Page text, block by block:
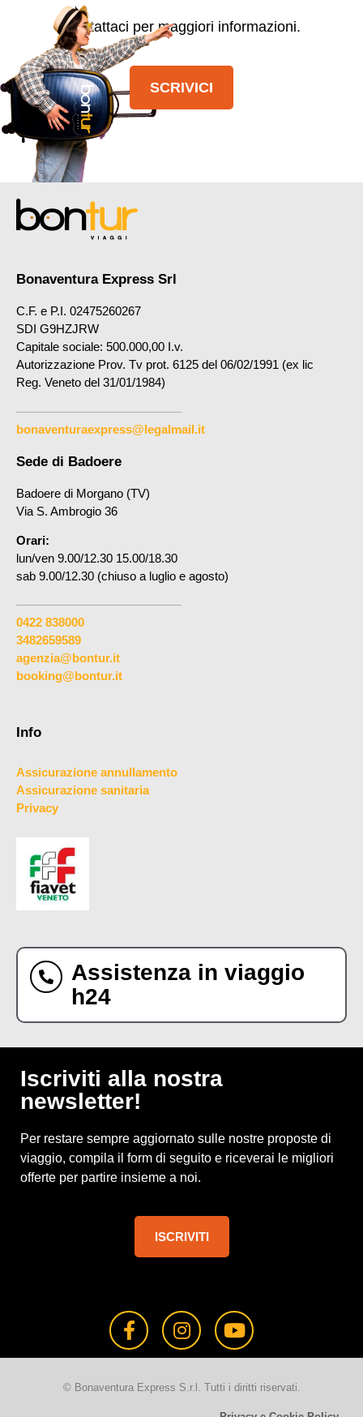
Contattaci per maggiori informazioni.
SCRIVICI
Bonaventura Express Srl
C.F. e P.I. 02475260267
SDI G9HZJRW
Capitale sociale: 500.000,00 I.v.
Autorizzazione Prov. Tv prot. 6125 del 06/02/1991 (ex lic
Reg. Veneto del 31/01/1984)
bonaventuraexpress@legalmail.it
Sede di Badoere
Badoere di Morgano (TV)
Via S. Ambrogio 36
Orari:
lun/ven 9.00/12.30 15.00/18.30
sab 9.00/12.30 (chiuso a luglio e agosto)
0422 838000
3482659589
agenzia@bontur.it
booking@bontur.it
Info
Assicurazione annullamento
Assicurazione sanitaria
Privacy
Assistenza in viaggio
h24
Iscriviti alla nostra
newsletter!
Per restare sempre aggiornato sulle nostre proposte di
viaggio, compila il form di seguito e riceverai le migliori
offerte per partire insieme a noi.
ISCRIVITI
© Bonaventura Express S.r.l. Tutti i diritti riservati.